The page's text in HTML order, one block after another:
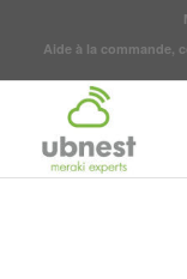
Aide à la commande,